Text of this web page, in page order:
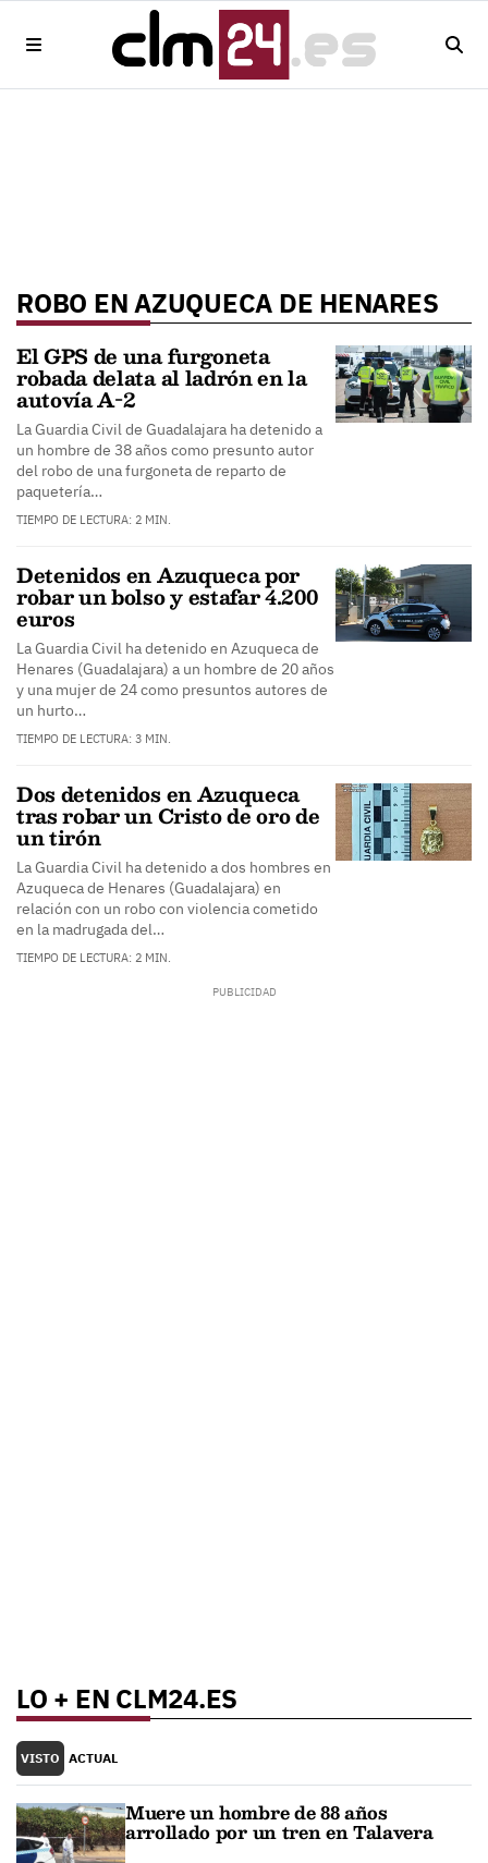
ROBO EN AZUQUECA DE HENARES
El GPS de una furgoneta
robada delata al ladrón en la
autovía A-2
La Guardia Civil de Guadalajara ha detenido a
un hombre de 38 años como presunto autor
del robo de una furgoneta de reparto de
paquetería…
TIEMPO DE LECTURA: 2 MIN.
Detenidos en Azuqueca por
robar un bolso y estafar 4.200
euros
La Guardia Civil ha detenido en Azuqueca de
Henares (Guadalajara) a un hombre de 20 años
y una mujer de 24 como presuntos autores de
un hurto…
TIEMPO DE LECTURA: 3 MIN.
Dos detenidos en Azuqueca
tras robar un Cristo de oro de
un tirón
La Guardia Civil ha detenido a dos hombres en
Azuqueca de Henares (Guadalajara) en
relación con un robo con violencia cometido
en la madrugada del…
TIEMPO DE LECTURA: 2 MIN.
LO + EN CLM24.ES
VISTO ACTUAL
Muere un hombre de 88 años
arrollado por un tren en Talavera